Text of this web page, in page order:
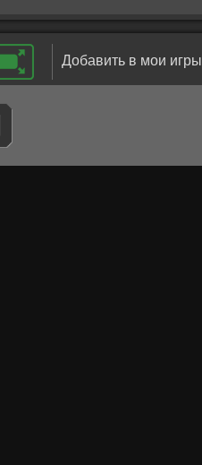
Добавить в мои игры